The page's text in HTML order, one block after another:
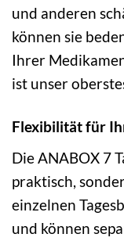
und anderen
können sie
Ihrer
ist unser
Flexibilität für
Die ANABOX 7
praktisch,
einzelnen
und können